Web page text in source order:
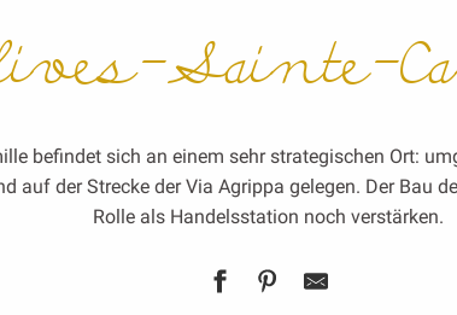
Sainte-
befindet sich an einem sehr strategischen Ort:
auf der Strecke der Via Agrippa gelegen. Der Bau
Rolle als Handelsstation noch verstärken.